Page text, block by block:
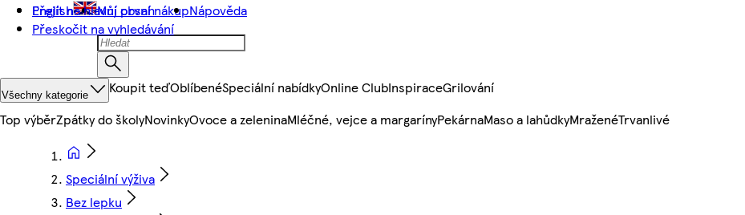
Přejít na hlavní obsah
Přeskočit na vyhledávání
English Můj první nákupNápověda
Všechny kategorie Koupit teďOblíbenéSpeciální nabídkyOnline ClubInspiraceGrilování
Top výběrZpátky do školyNovinkyOvoce a zeleninaMléčné, vejce a margarínyPekárnaMaso a lahůdkyMraženéTrvanlivé
Speciální výživa
Bez lepku